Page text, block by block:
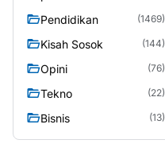
Pendidikan (1469)
Kisah Sosok (144)
Opini (76)
Tekno (22)
Bisnis (13)